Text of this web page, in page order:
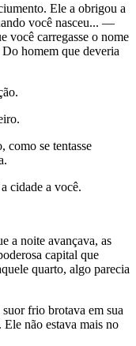
Ele a obrigou a
você nasceu... —
você carregasse o nome
homem que deveria
como se tentasse
cidade a você.
a noite avançava, as
capital que
quarto, algo parecia
frio brotava em sua
Ele não estava mais no